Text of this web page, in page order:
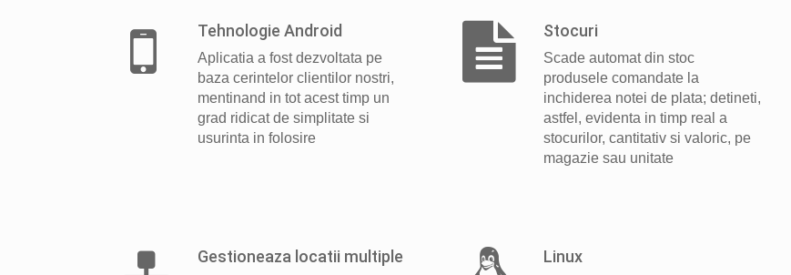
Tehnologie Android
Aplicatia a fost dezvoltata pe
baza cerintelor clientilor nostri,
mentinand in tot acest timp un
grad ridicat de simplitate si
usurinta in folosire
Stocuri
Scade automat din stoc
produsele comandate la
inchiderea notei de plata; detineti,
astfel, evidenta in timp real a
stocurilor, cantitativ si valoric, pe
magazie sau unitate
Gestioneaza locatii multiple Linux